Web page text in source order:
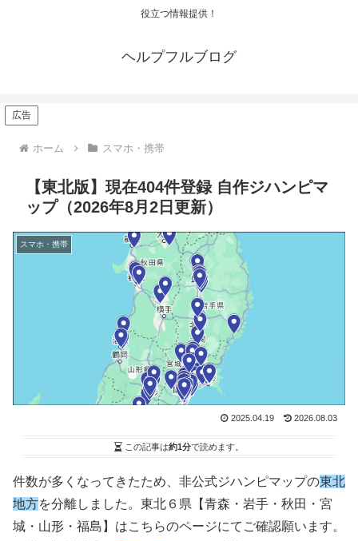
役立つ情報提供！
ヘルプフルブログ
広告
ホーム スマホ・携帯
【東北版】現在404件登録 自作ジハンピマ
ップ（2026年8月2日更新）
スマホ・携帯
2025.04.19 2026.08.03
この記事は約1分で読めます。
件数が多くなってきたため、非公式ジハンピマップの東北
地方を分離しました。東北６県【青森・岩手・秋田・宮
城・山形・福島】はこちらのページにてご確認願います。